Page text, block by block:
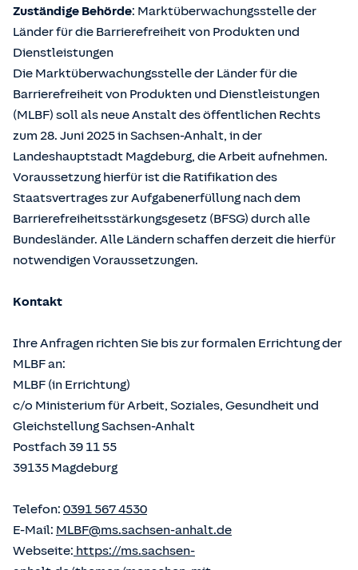
Zuständige Behörde: Marktüberwachungsstelle der
Länder für die Barrierefreiheit von Produkten und
Dienstleistungen
Die Marktüberwachungsstelle der Länder für die
Barrierefreiheit von Produkten und Dienstleistungen
(MLBF) soll als neue Anstalt des öffentlichen Rechts
zum 28. Juni 2025 in Sachsen-Anhalt, in der
Landeshauptstadt Magdeburg, die Arbeit aufnehmen.
Voraussetzung hierfür ist die Ratifikation des
Staatsvertrages zur Aufgabenerfüllung nach dem
Barrierefreiheitsstärkungsgesetz (BFSG) durch alle
Bundesländer. Alle Ländern schaffen derzeit die hierfür
notwendigen Voraussetzungen.
Kontakt
Ihre Anfragen richten Sie bis zur formalen Errichtung der
MLBF an:
MLBF (in Errichtung)
c/o Ministerium für Arbeit, Soziales, Gesundheit und
Gleichstellung Sachsen-Anhalt
Postfach 39 11 55
39135 Magdeburg
Telefon: 0391 567 4530
E-Mail: MLBF@ms.sachsen-anhalt.de
Webseite: https://ms.sachsen-